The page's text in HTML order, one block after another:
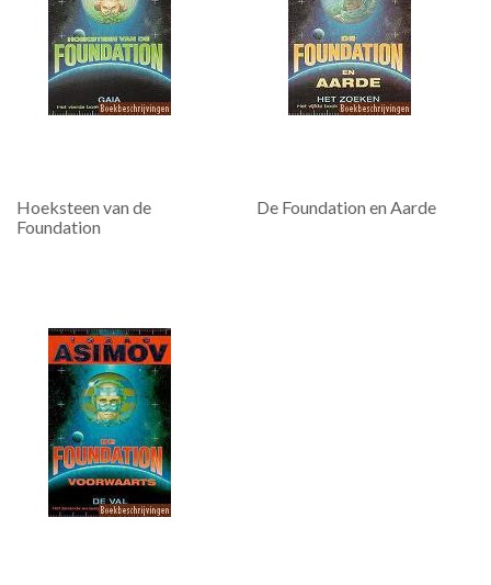
Hoeksteen van de
Foundation
De Foundation en Aarde